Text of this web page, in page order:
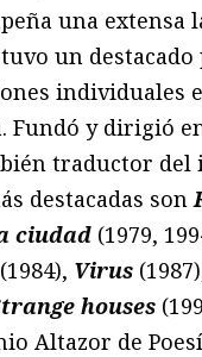
una
un destacado
individuales
Fundó y dirigió
traductor del
destacadas son
ciudad (1979,
(1984), Virus
houses
Altazor de